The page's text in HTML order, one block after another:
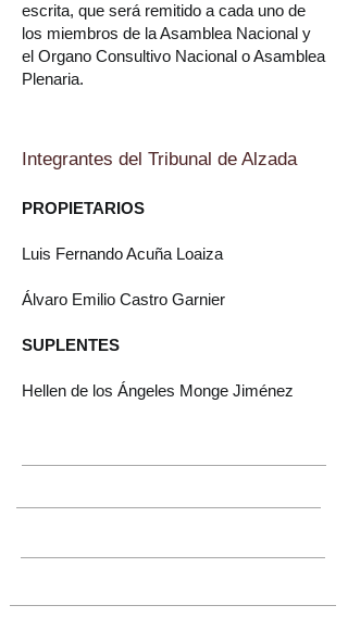
escrita, que será remitido a cada uno de
los miembros de la Asamblea Nacional y
el Organo Consultivo Nacional o Asamblea
Plenaria.
​Integrantes del Tribunal de Alzada
PROPIETARIOS
Luis Fernando Acuña Loaiza
Álvaro Emilio Castro Garnier
SUPLENTES
Hellen de los Ángeles Monge Jiménez